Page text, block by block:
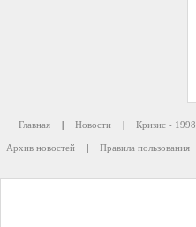
Главная | Новости | Кризис - 1998
Архив новостей | Правила пользования